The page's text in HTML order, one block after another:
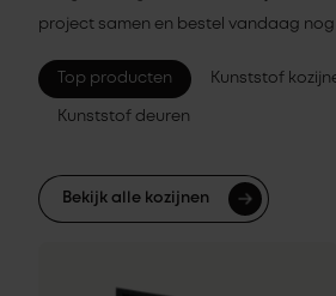
project samen en bestel vandaag nog
Top producten Kunststof
Kunststof deuren
Bekijk alle kozijnen